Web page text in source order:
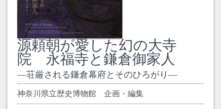
源頼朝が愛した幻の大寺
院 永福寺と鎌倉御家人
荘厳される鎌倉幕府とそのひろがり
神奈川県立歴史博物館 企画・編集